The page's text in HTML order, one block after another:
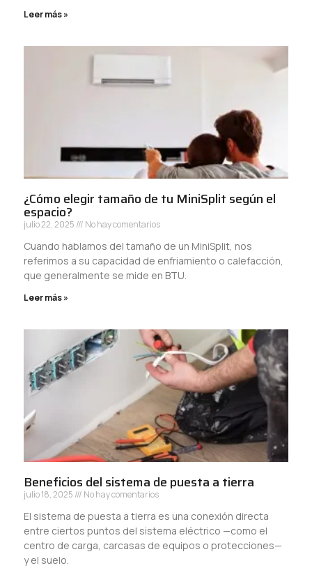
Leer más »
¿Cómo elegir tamaño de tu MiniSplit según el
espacio?
julio 22, 2025 No hay comentarios
Cuando hablamos del tamaño de un MiniSplit, nos
referimos a su capacidad de enfriamiento o calefacción,
que generalmente se mide en BTU.
Leer más »
Beneficios del sistema de puesta a tierra
julio 18, 2025 No hay comentarios
El sistema de puesta a tierra es una conexión directa
entre ciertos puntos del sistema eléctrico —como el
centro de carga, carcasas de equipos o protecciones—
y el suelo.